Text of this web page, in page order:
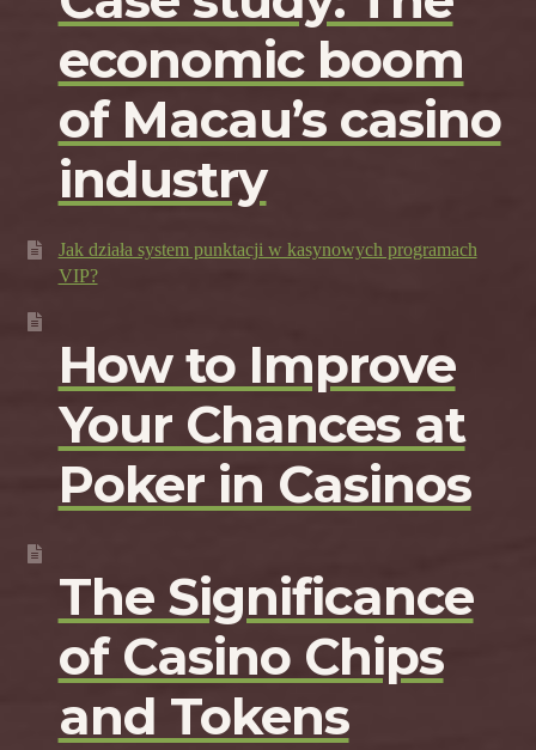
economic boom
of Macau’s casino
industry
Jak działa system punktacji w kasynowych programach
VIP?
How to Improve
Your Chances at
Poker in Casinos
The Significance
of Casino Chips
and Tokens